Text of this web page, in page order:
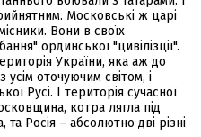
Московські ж царі
Вони в своїх
ординської "цивілізції".
України, яка аж до
оточуючим світом, і
Русі. І територія сучасної
котра лягла під
Росія – абсолютно дві різні